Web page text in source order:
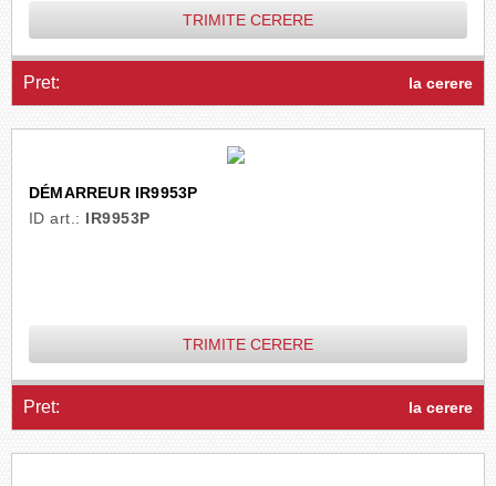
TRIMITE CERERE
Pret: la cerere
DÉMARREUR IR9953P
ID art.: IR9953P
TRIMITE CERERE
Pret: la cerere